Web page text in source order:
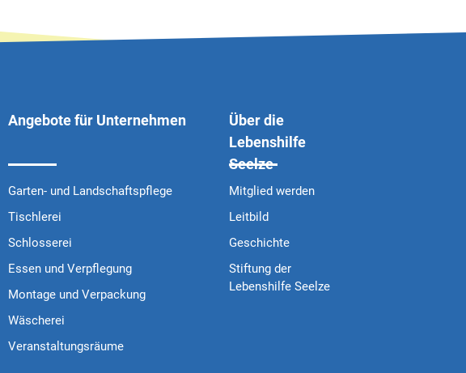
Angebote für Unternehmen
Garten- und Landschaftspflege
Tischlerei
Schlosserei
Essen und Verpflegung
Montage und Verpackung
Wäscherei
Veranstaltungsräume
Über die
Lebenshilfe
Seelze
Mitglied werden
Leitbild
Geschichte
Stiftung der
Lebenshilfe Seelze